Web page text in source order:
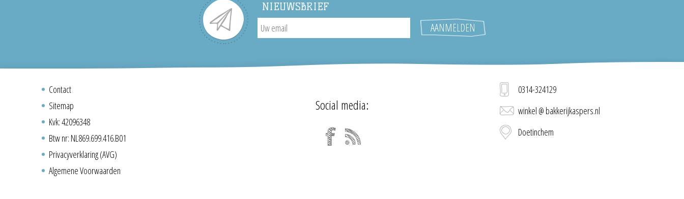
NIEUWSBRIEF
Contact
Sitemap
Kvk: 42096348
Btw nr: NL869.699.416.B01
Privacyverklaring (AVG)
Algemene Voorwaarden
Social media:
0314-324129
winkel @ bakkerijkaspers.nl
Doetinchem